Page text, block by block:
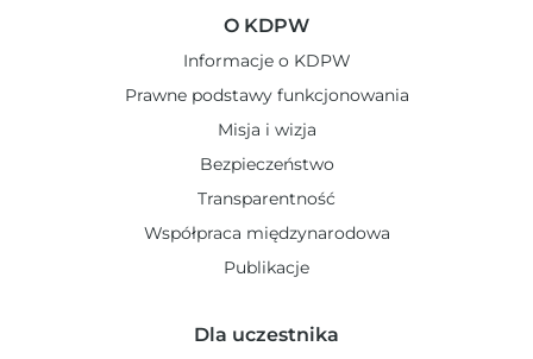
O KDPW
Informacje o KDPW
Prawne podstawy funkcjonowania
Misja i wizja
Bezpieczeństwo
Transparentność
Współpraca międzynarodowa
Publikacje
Dla uczestnika